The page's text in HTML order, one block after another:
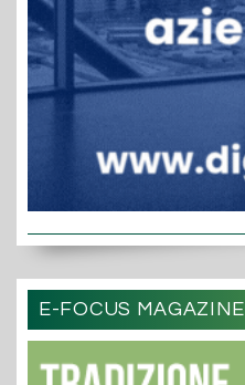
E-FOCUS MAGAZINE